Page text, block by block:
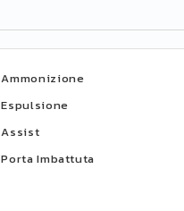
Ammonizione
Espulsione
Assist
Porta Imbattuta